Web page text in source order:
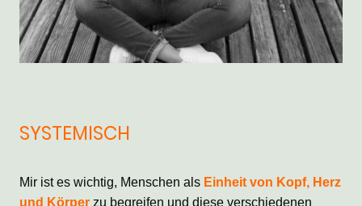
SYSTEMISCH
Mir ist es wichtig, Menschen als Einheit von Kopf, Herz
und Körper zu begreifen und diese verschiedenen